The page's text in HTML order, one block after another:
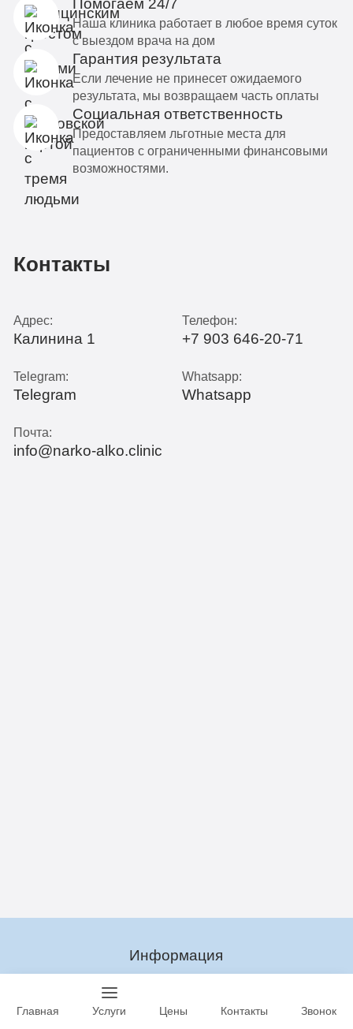
Помогаем 24/7
Наша клиника работает в любое время суток
с выездом врача на дом
Гарантия результата
Если лечение не принесет ожидаемого
результата, мы возвращаем часть оплаты
Социальная ответственность
Предоставляем льготные места для
пациентов с ограниченными финансовыми
возможностями.
Контакты
Адрес:
Калинина 1
Телефон:
+7 903 646-20-71
Telegram:
Telegram
Whatsapp:
Whatsapp
Почта:
info@narko-alko.clinic
Информация
Лицензии
Главная Услуги Цены Контакты Звонок